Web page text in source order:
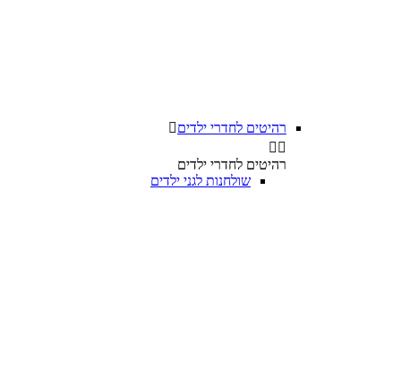
רהיטים לחדרי ילדים
 
רהיטים לחדרי ילדים
שולחנות לגני ילדים